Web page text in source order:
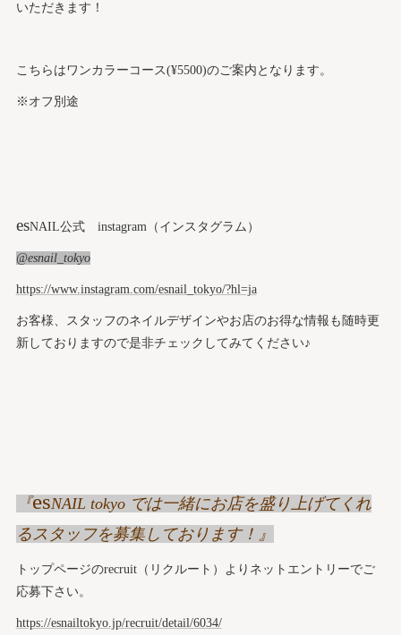
いただきます！
こちらはワンカラーコース(¥5500)のご案内となります。
※オフ別途
esNAIL公式 instagram（インスタグラム）
@esnail_tokyo
https://www.instagram.com/esnail_tokyo/?hl=ja
お客様、スタッフのネイルデザインやお店のお得な情報も随時更
新しておりますので是非チェックしてみてください♪
『esNAIL tokyo では一緒にお店を盛り上げてくれ
るスタッフを募集しております！』
トップページのrecruit（リクルート）よりネットエントリーでご
応募下さい。
https://esnailtokyo.jp/recruit/detail/6034/